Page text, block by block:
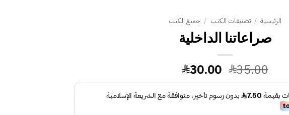
الرئيسية / تصنيفات الكتب / جميع الكتب
صراعاتنا الداخلية
35.00 السعر
الأصلي
هو:
35.00.
30.00 السعر
الحالي
هو:
30.00.